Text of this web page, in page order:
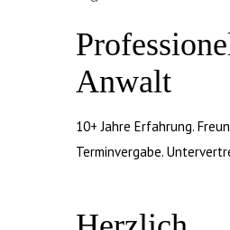
Anwalt
10+ Jahre Erfahrung.
Terminvergabe.